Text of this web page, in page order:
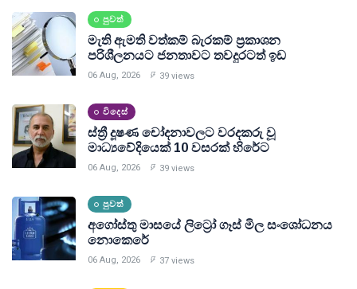
පුවත්
මැති ඇමති වත්කම් බැරකම් ප්‍රකාශන
පරිශීලනයට ජනතාවට තවදුරටත් ඉඩ
06 Aug, 2026 39 views
විදෙස්
ස්ත්‍රී දූෂණ චෝදනාවලට වරදකරු වූ
මාධ්‍යවේදියෙක් 10 වසරක් හිරේට
06 Aug, 2026 39 views
පුවත්
අගෝස්තු මාසයේ ලිට්‍රෝ ගෑස් මිල සංශෝධනය
නොකෙරේ
06 Aug, 2026 37 views